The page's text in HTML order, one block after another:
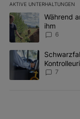
AKTIVE UNTERHALTUNGEN
Das Folgende ist
Ein Trendartikel mit
Während
ihm
6
Ein Trendartikel mit
7